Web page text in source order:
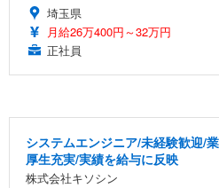
埼玉県
月給26万400円～32万円
正社員
システムエンジニア/未経験歓迎/
厚生充実/実績を給与に反映
株式会社キソシン